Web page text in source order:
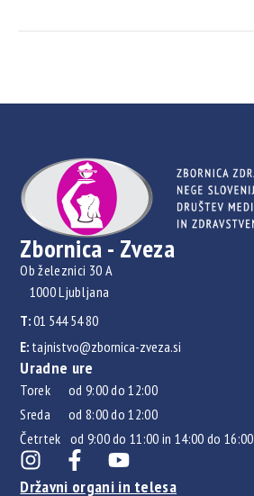
Zbornica - Zveza
Ob železnici 30 A
1000 Ljubljana
T:01 544 54 80
E: tajnistvo@zbornica-zveza.si
Uradne ure
Torek od 9:00 do 12:00
Sreda od 8:00 do 12:00
Četrtek od 9:00 do 11:00 in 14:00 do 16:00
Državni organi in telesa